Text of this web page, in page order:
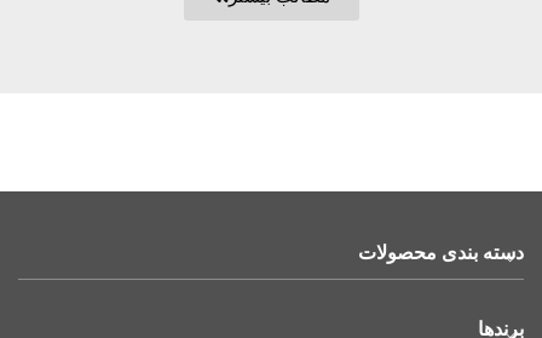
دسته بندی محصولات
برندها